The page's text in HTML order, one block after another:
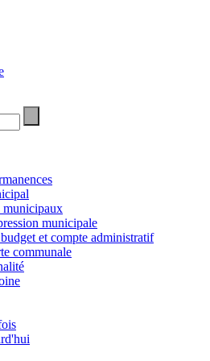
municipaux
municipale
et compte administratif
communale